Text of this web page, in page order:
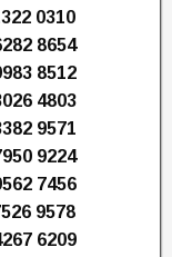
0310
8654
8512
4803
9571
9224
7456
9578
6209